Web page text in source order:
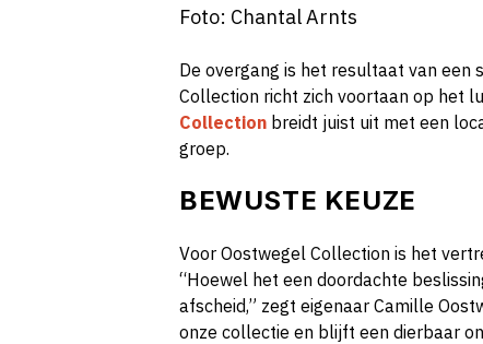
Foto: Chantal Arnts
De overgang is het resultaat van
Collection richt zich voortaan op het
Collection breidt juist uit met een
groep.
BEWUSTE KEUZE
Voor Oostwegel Collection is het
“Hoewel het een doordachte
afscheid,” zegt eigenaar Camille
onze collectie en blijft een dierbaar